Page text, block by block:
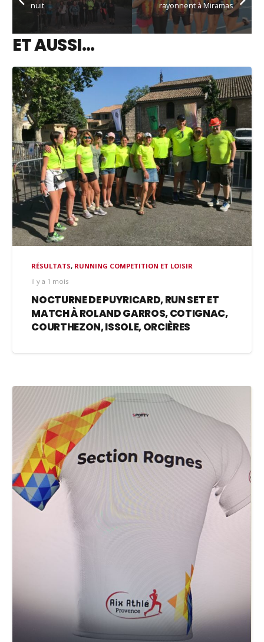
nuit
rayonnent à Miramas
ET AUSSI…
RÉSULTATS, RUNNING COMPETITION ET LOISIR
il y a 1 mois
NOCTURNE DE PUYRICARD, RUN SET ET
MATCH À ROLAND GARROS, COTIGNAC,
COURTHEZON, ISSOLE, ORCIÈRES